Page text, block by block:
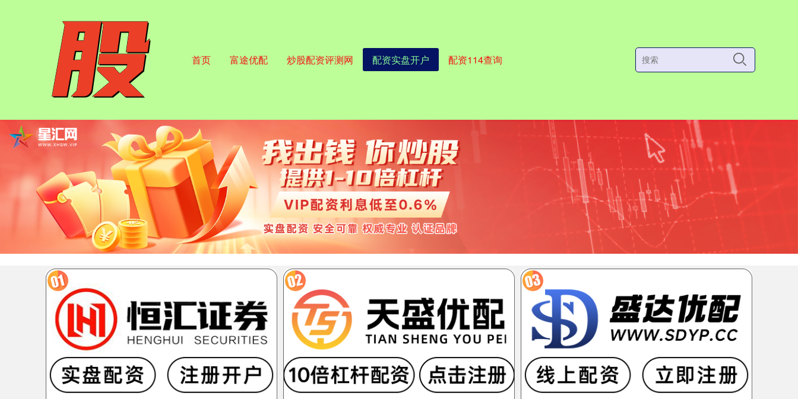
首页 富途优配 炒股配资评测网 配资实盘开户 配资114查询